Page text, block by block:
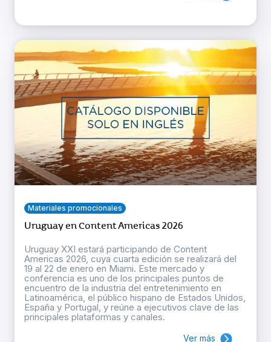
Materiales promocionales
Uruguay en Content Americas 2026
Uruguay XXI estará participando de Content
Americas 2026, cuya cuarta edición se realizará del
19 al 22 de enero en Miami. Este mercado y
conferencia es uno de los principales puntos de
encuentro de la industria del entretenimiento en
Latinoamérica, el público hispano de Estados Unidos,
España y Portugal, y reúne a ejecutivos clave de las
principales plataformas y canales.
Ver más